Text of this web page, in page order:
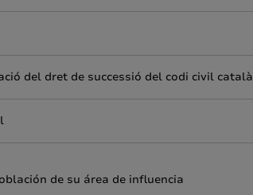
del dret de successió del codi civil català
de su área de influencia